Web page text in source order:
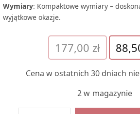
Wymiary: Kompaktowe wymiary –
wyjątkowe okazje.
177,00 zł
cena
Cena w ostatnich 30 dniach
2 w magazynie